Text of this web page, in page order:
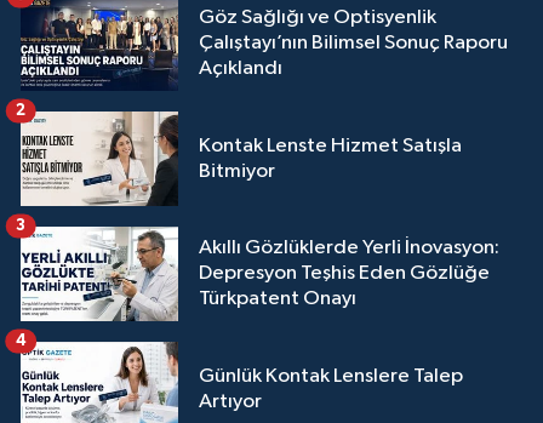
Göz Sağlığı ve Optisyenlik
Çalıştayı’nın Bilimsel Sonuç Raporu
Açıklandı
Kontak Lenste Hizmet Satışla
Bitmiyor
2
Akıllı Gözlüklerde Yerli İnovasyon:
Depresyon Teşhis Eden Gözlüğe
Türkpatent Onayı
3
Günlük Kontak Lenslere Talep
Artıyor
4